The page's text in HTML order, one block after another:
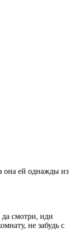
она ей однажды из
смотри, иди
не забудь с